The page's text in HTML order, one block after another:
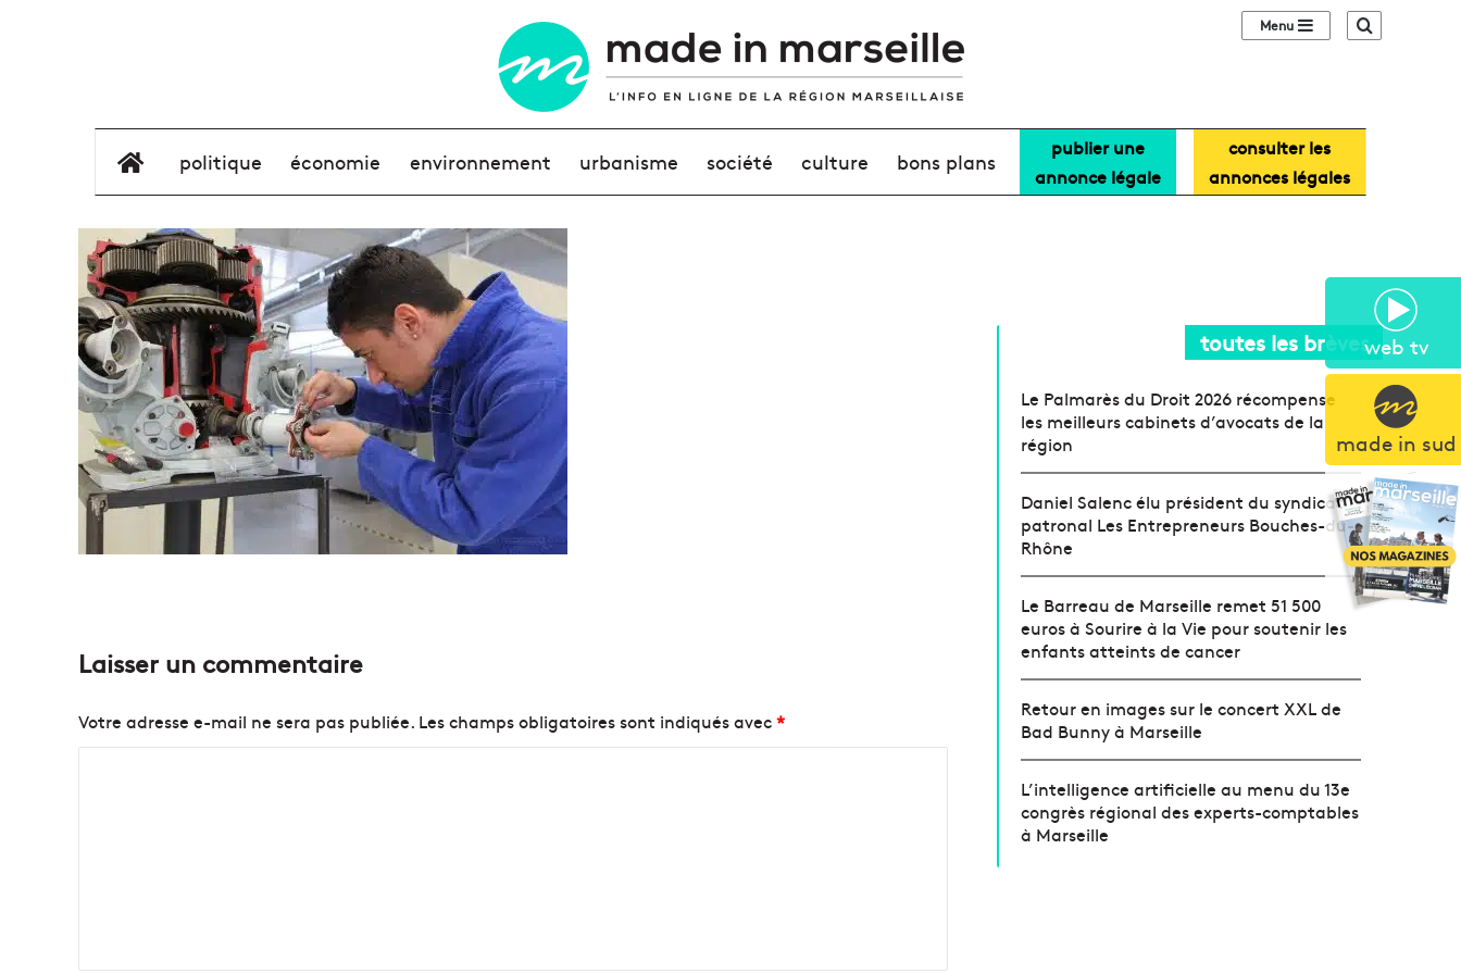
web tv
made in sud
Sidebar (barre
élément de menu
politique économie environnement urbanisme société culture bons plans
publier une
annonce légale
consulter les
annonces légales
Laisser un commentaire
Votre adresse e-mail ne sera pas publiée. Les champs obligatoires sont indiqués avec*
toutes les brèves
Le Palmarès du Droit 2026 récompense
les meilleurs cabinets d’avocats de la
région
Daniel Salenc élu président du syndicat
patronal Les Entrepreneurs Bouches-du-
Rhône
Le Barreau de Marseille remet 51 500
euros à Sourire à la Vie pour soutenir les
enfants atteints de cancer
Retour en images sur le concert XXL de
Bad Bunny à Marseille
L’intelligence artificielle au menu du 13e
congrès régional des experts-comptables
à Marseille